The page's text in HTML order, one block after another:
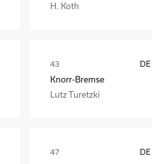
H. Koth
DE
Knorr-Bremse
Lutz Turetzki
DE